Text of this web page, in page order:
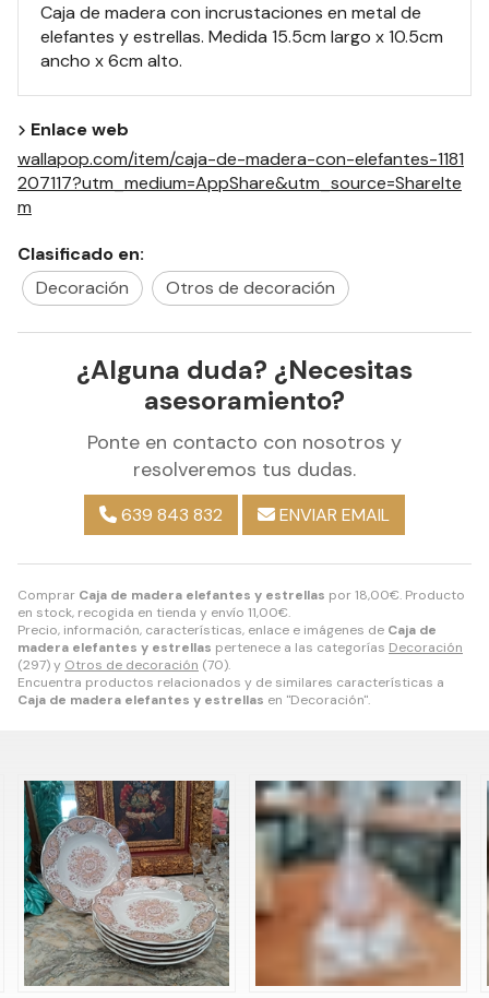
Comprar Caja de madera elefantes y estrellas por18,00€. Producto
en stock, recogida en tienda y envío 11,00€.
Precio, información, características, enlace e imágenes de Caja de
madera elefantes y estrellas pertenece a las categorías Decoración
(297) y Otros de decoración (70).
Encuentra productos relacionados y de similares características a
Caja de madera elefantes y estrellas en "Decoración".
Caja de madera con incrustaciones en metal de
elefantes y estrellas. Medida 15.5cm largo x 10.5cm
ancho x 6cm alto.
Enlace web
wallapop.com/item/caja-de-madera-con-elefantes-1181
207117?utm_medium=AppShare&utm_source=ShareIte
m
Clasificado en:
Decoración
Otros de decoración
¿Alguna duda? ¿Necesitas
asesoramiento?
Ponte en contacto con nosotros y
resolveremos tus dudas.
639 843 832 ENVIAR EMAIL